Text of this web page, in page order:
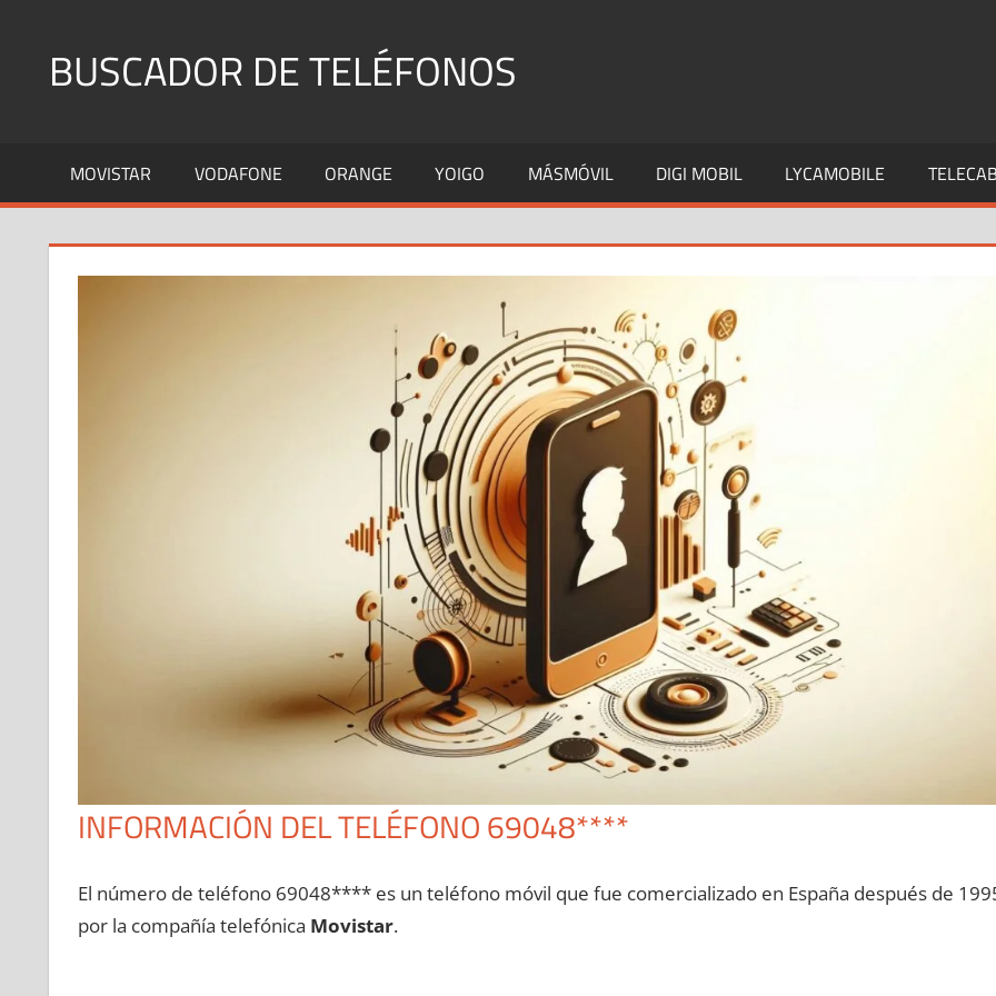
contenidoBUSCADOR DE TELÉFONOS
Fijos
y
MOVISTAR VODAFONE ORANGE YOIGO MÁSMÓVIL DIGI MOBIL LYCAMOBILE
INFORMACIÓN DEL TELÉFONO 69048****
El número dе teléfono 69048**** es un teléfono móvil quе fue comercializado en España después dе
pοr la compañía telefónica Movistar.